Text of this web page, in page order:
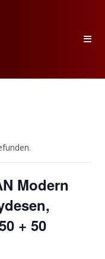
Modern
+ 50